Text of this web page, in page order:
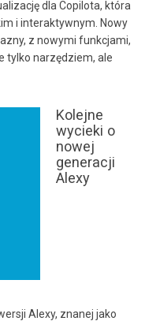
dla Copilota, która
i interaktywnym. Nowy
z nowymi funkcjami,
tylko narzędziem, ale
Kolejne
wycieki o
nowej
generacji
Alexy
Alexy, znanej jako